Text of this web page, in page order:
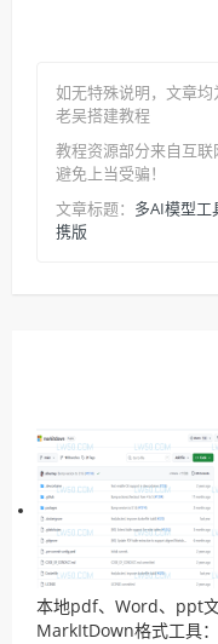
如无特殊说明，文章均
老吴搭建教程
教程资源部分来自互联
避免上当受骗！
文章标题： 多AI模型
携版
本地pdf、Word、ppt
MarkItDown格式工具：